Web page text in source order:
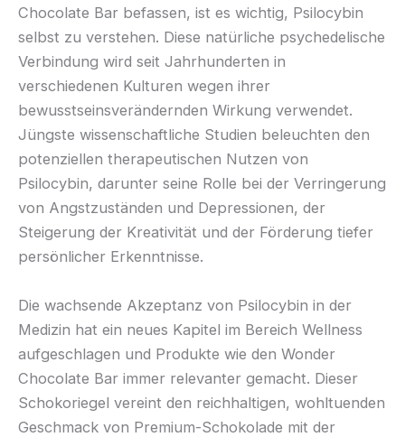
Chocolate Bar befassen, ist es wichtig, Psilocybin
selbst zu verstehen. Diese natürliche psychedelische
Verbindung wird seit Jahrhunderten in
verschiedenen Kulturen wegen ihrer
bewusstseinsverändernden Wirkung verwendet.
Jüngste wissenschaftliche Studien beleuchten den
potenziellen therapeutischen Nutzen von
Psilocybin, darunter seine Rolle bei der Verringerung
von Angstzuständen und Depressionen, der
Steigerung der Kreativität und der Förderung tiefer
persönlicher Erkenntnisse.
Die wachsende Akzeptanz von Psilocybin in der
Medizin hat ein neues Kapitel im Bereich Wellness
aufgeschlagen und Produkte wie den Wonder
Chocolate Bar immer relevanter gemacht. Dieser
Schokoriegel vereint den reichhaltigen, wohltuenden
Geschmack von Premium-Schokolade mit der